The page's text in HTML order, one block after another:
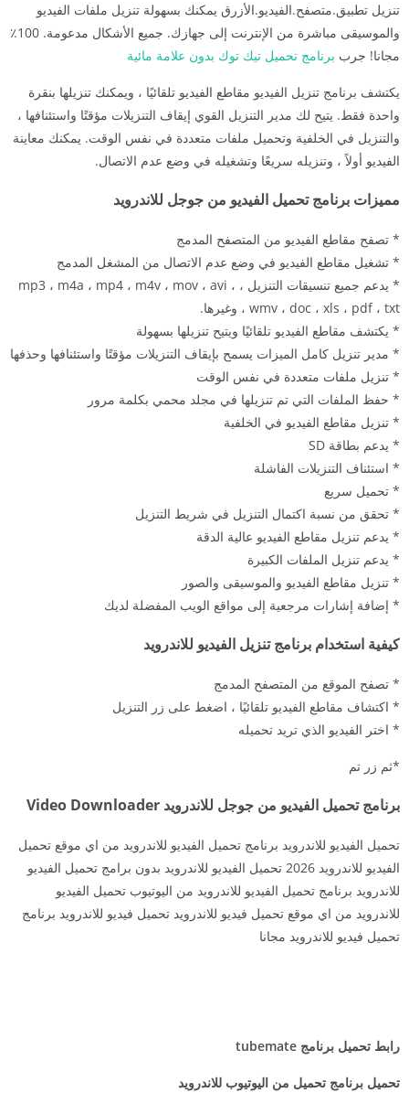
تنزيل تطبيق.متصفح.الفيديو.الأزرق يمكنك بسهولة تنزيل ملفات الفيديو
والموسيقى مباشرة من الإنترنت إلى جهازك. جميع الأشكال مدعومة. 100٪
مجانا! جرب برنامج تحميل تيك توك بدون علامة مائية
يكتشف برنامج تنزيل الفيديو مقاطع الفيديو تلقائيًا ، ويمكنك تنزيلها بنقرة
واحدة فقط. يتيح لك مدير التنزيل القوي إيقاف التنزيلات مؤقتًا واستئنافها ،
والتنزيل في الخلفية وتحميل ملفات متعددة في نفس الوقت. يمكنك معاينة
الفيديو أولاً ، وتنزيله سريعًا وتشغيله في وضع عدم الاتصال.
مميزات برنامج تحميل الفيديو من جوجل للاندرويد
* تصفح مقاطع الفيديو من المتصفح المدمج
* تشغيل مقاطع الفيديو في وضع عدم الاتصال من المشغل المدمج
* يدعم جميع تنسيقات التنزيل ، mp3 ، m4a ، mp4 ، m4v ، mov ، avi ،
wmv ، doc ، xls ، pdf ، txt ، وغيرها.
* يكتشف مقاطع الفيديو تلقائيًا ويتيح تنزيلها بسهولة
* مدير تنزيل كامل الميزات يسمح بإيقاف التنزيلات مؤقتًا واستئنافها وحذفها
* تنزيل ملفات متعددة في نفس الوقت
* حفظ الملفات التي تم تنزيلها في مجلد محمي بكلمة مرور
* تنزيل مقاطع الفيديو في الخلفية
* يدعم بطاقة SD
* استئناف التنزيلات الفاشلة
* تحميل سريع
* تحقق من نسبة اكتمال التنزيل في شريط التنزيل
* يدعم تنزيل مقاطع الفيديو عالية الدقة
* يدعم تنزيل الملفات الكبيرة
* تنزيل مقاطع الفيديو والموسيقى والصور
* إضافة إشارات مرجعية إلى مواقع الويب المفضلة لديك
كيفية استخدام برنامج تنزيل الفيديو للاندرويد
* تصفح الموقع من المتصفح المدمج
* اكتشاف مقاطع الفيديو تلقائيًا ، اضغط على زر التنزيل
* اختر الفيديو الذي تريد تحميله
*ثم زر تم
برنامج تحميل الفيديو من جوجل للاندرويد Video Downloader
تحميل الفيديو للاندرويد برنامج تحميل الفيديو للاندرويد من اي موقع تحميل
الفيديو للاندرويد 2026 تحميل الفيديو للاندرويد بدون برامج تحميل الفيديو
للاندرويد برنامج تحميل الفيديو للاندرويد من اليوتيوب تحميل الفيديو
للاندرويد من اي موقع تحميل فيديو للاندرويد تحميل فيديو للاندرويد برنامج
تحميل فيديو للاندرويد مجانا
رابط تحميل برنامج tubemate
تحميل برنامج تحميل من اليوتيوب للاندرويد